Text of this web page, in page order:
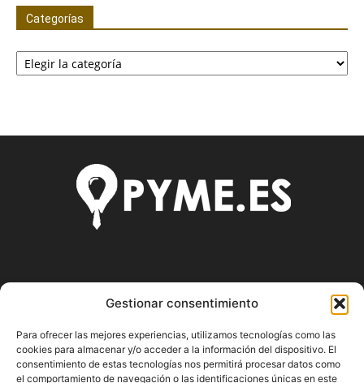
Gestionar consentimiento
Para ofrecer las mejores experiencias, utilizamos tecnologías como las
cookies para almacenar y/o acceder a la información del dispositivo. El
consentimiento de estas tecnologías nos permitirá procesar datos como
el comportamiento de navegación o las identificaciones únicas en este
Categorías
Categorías
Pyme.es es el portal web donde podrás mantenerte
actualizado de todas las noticias y novedades sobre la
economía en España y el mundo, así como donde podrás
conseguir toda la información necesaria sobre